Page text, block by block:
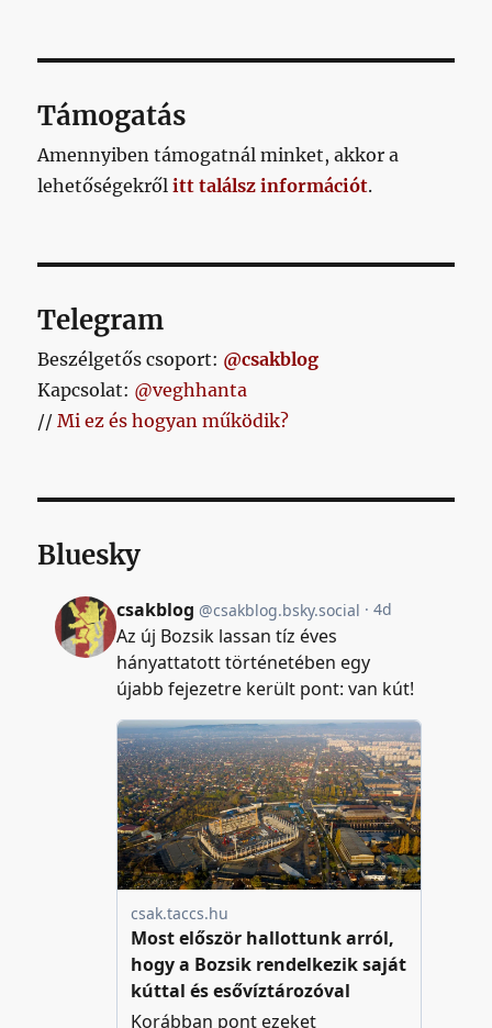
Támogatás
Amennyiben támogatnál minket, akkor a
lehetőségekrőlitt találsz információt.
Telegram
Beszélgetős csoport: @csakblog
Kapcsolat: @veghhanta
//Mi ez és hogyan működik?
Bluesky